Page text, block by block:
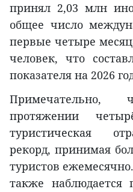
принял 2,03 млн
общее число
первые четыре
человек, что
показателя на 2026
протяжении
туристическая
рекорд, принимая
туристов
также наблюдается